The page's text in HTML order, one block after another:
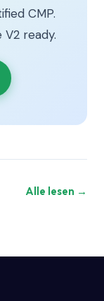
CMP.
V2 ready.
Alle lesen →